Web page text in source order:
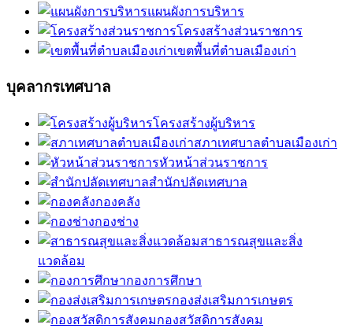
แผนผังการบริหาร
โครงสร้างส่วนราชการ
เขตพื้นที่ตำบลเมืองเก่า
บุคลากรเทศบาล
โครงสร้างผู้บริหาร
สภาเทศบาลตำบลเมืองเก่า
หัวหน้าส่วนราชการ
สำนักปลัดเทศบาล
กองคลัง
กองช่าง
สาธารณสุขและสิ่ง
แวดล้อม
กองการศึกษา
กองส่งเสริมการเกษตร
กองสวัสดิการสังคม